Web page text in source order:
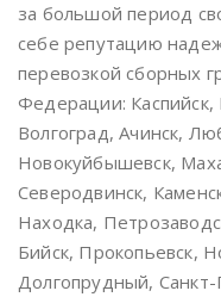
за большой период
себе репутацию
перевозкой сборных
Федерации:
Волгоград, Ачинск,
Новокуйбышевск,
Северодвинск,
Находка,
Бийск, Прокопьевск,
Долгопрудный,